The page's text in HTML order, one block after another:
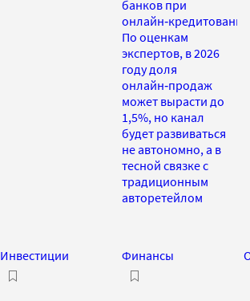
банков при
онлайн‑кредитовании.
По оценкам
экспертов, в 2026
году доля
онлайн‑продаж
может вырасти до
1,5%, но канал
будет развиваться
не автономно, а в
тесной связке с
традиционным
авторетейлом
Инвестиции Финансы